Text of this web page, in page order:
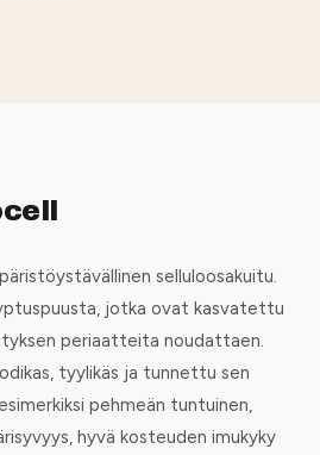
selluloosakuitu.
jotka ovat kasvatettu
periaatteita noudattaen.
tyylikäs ja tunnettu sen
pehmeän tuntuinen,
hyvä kosteuden imukyky